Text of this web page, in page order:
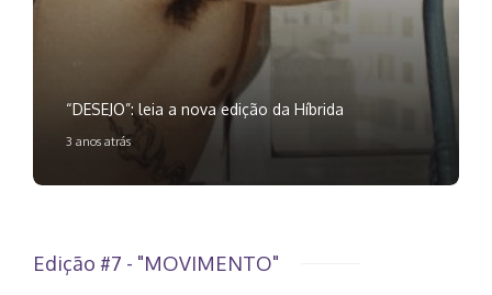
“DESEJO”: leia a nova edição da Híbrida
3 anos atrás
Edição #7 - "MOVIMENTO"